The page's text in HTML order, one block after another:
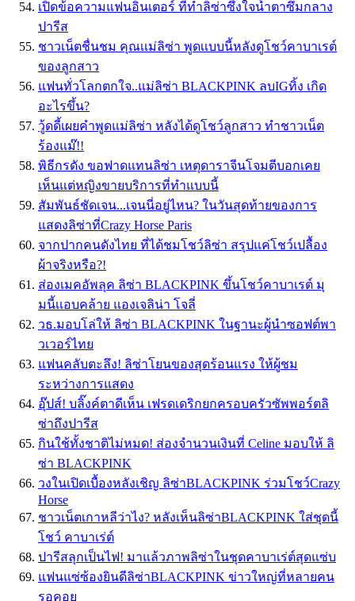
เปิดข้อความแฟนอินเตอร์ ที่ทำลิซ่าซึ้งใจน้ำตาซึมกลาง
ปารีส
ชาวเน็ตชื่นชม คุณเเม่ลิซ่า พูดเเบบนี้หลังดูโชว์คาบาเรต์
ของลูกสาว
แฟนทั่วโลกตกใจ..แม่ลิซ่า BLACKPINK ลบIGทิ้ง เกิด
อะไรขึ้น?
วู้ดดี้เผยคำพูดแม่ลิซ่า หลังได้ดูโชว์ลูกสาว ทำชาวเน็ต
ร้องแม๊!!
พิธีกรดัง ขอฟาดแทนลิซ่า เหตุดาราจีนโจมตีบอกเคย
เห็นแต่หญิงขายบริการที่ทำแบบนี้
สัมพันธ์ชัดเจน...เจนนี่อยู่ไหน? ในวันสุดท้ายของการ
แสดงลิซ่าที่Crazy Horse Paris
จากปากคนดังไทย ที่ได้ชมโชว์ลิซ่า สรุปแค่โชว์เปลื้อง
ผ้าจริงหรือ?!
ส่องเมคอัพลุค ลิซ่า BLACKPINK ขึ้นโชว์คาบาเรต์ มุ
มนี้เเอบคล้าย แองเจลิน่า โจลี่
วธ.มอบโล่ให้ ลิซ่า BLACKPINK ในฐานะผู้นำซอฟต์พา
วเวอร์ไทย
แฟนคลับตะลึง! ลิซ่าโยนของสุดร้อนแรง ให้ผู้ชม
ระหว่างการแสดง
อุ๊ปส์! บลิ๊งค์ตาดีเห็น เฟรดเดริกยกครอบครัวซัพพอร์ตลิ
ซ่าถึงปารีส
กินใช้ทั้งชาติไม่หมด! ส่องจำนวนเงินที่ Celine มอบให้ ลิ
ซ่า BLACKPINK
วงในเปิดเบื้องหลังเชิญ ลิซ่าBLACKPINK ร่วมโชว์Crazy
Horse
ชาวเน็ตเกาหลีว่าไง? หลังเห็นลิซ่าBLACKPINK ใส่ชุดนี้
โชว์ คาบาเร่ต์
ปารีสลุกเป็นไฟ! มาแล้วภาพลิซ่าในชุดคาบาเร่ต์สุดแซ่บ
แฟนแซ่ซ้องยินดีลิซ่าBLACKPINK ข่าวใหญ่ที่หลายคน
รอคอย